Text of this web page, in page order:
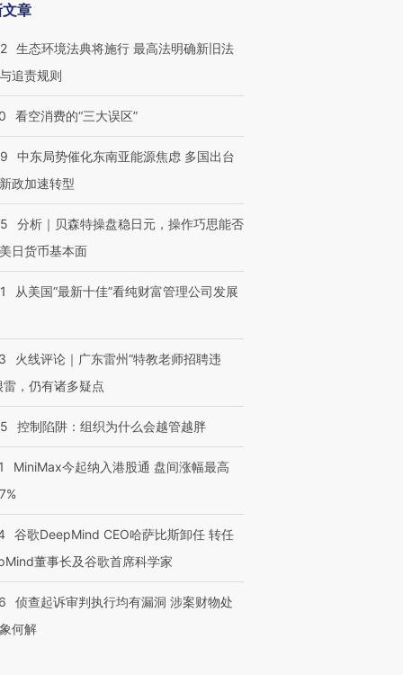
章
生态环境法典将施行 最高法明确新旧法
追责规则
看空消费的“三大误区”
中东局势催化东南亚能源焦虑 多国出台
政加速转型
分析｜贝森特操盘稳日元，操作巧思能否
日货币基本面
从美国“最新十佳”看纯财富管理公司发展
火线评论｜广东雷州“特教老师招聘违
雷，仍有诸多疑点
控制陷阱：组织为什么会越管越胖
MiniMax今起纳入港股通 盘间涨幅最高
谷歌DeepMind CEO哈萨比斯卸任 转任
董事长及谷歌首席科学家
侦查起诉审判执行均有漏洞 涉案财物处
何解